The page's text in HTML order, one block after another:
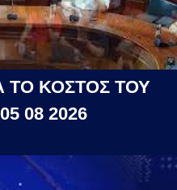
ΤΟ ΚΟΣΤΟΣ ΤΟΥ
08 2026